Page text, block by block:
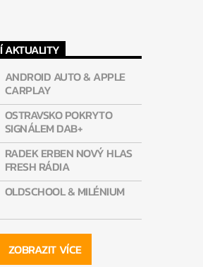
AKTUALITY
ANDROID AUTO & APPLE
CARPLAY
OSTRAVSKO POKRYTO
SIGNÁLEM DAB+
RADEK ERBEN NOVÝ HLAS
FRESH RÁDIA
OLDSCHOOL & MILÉNIUM
ZOBRAZIT VÍCE